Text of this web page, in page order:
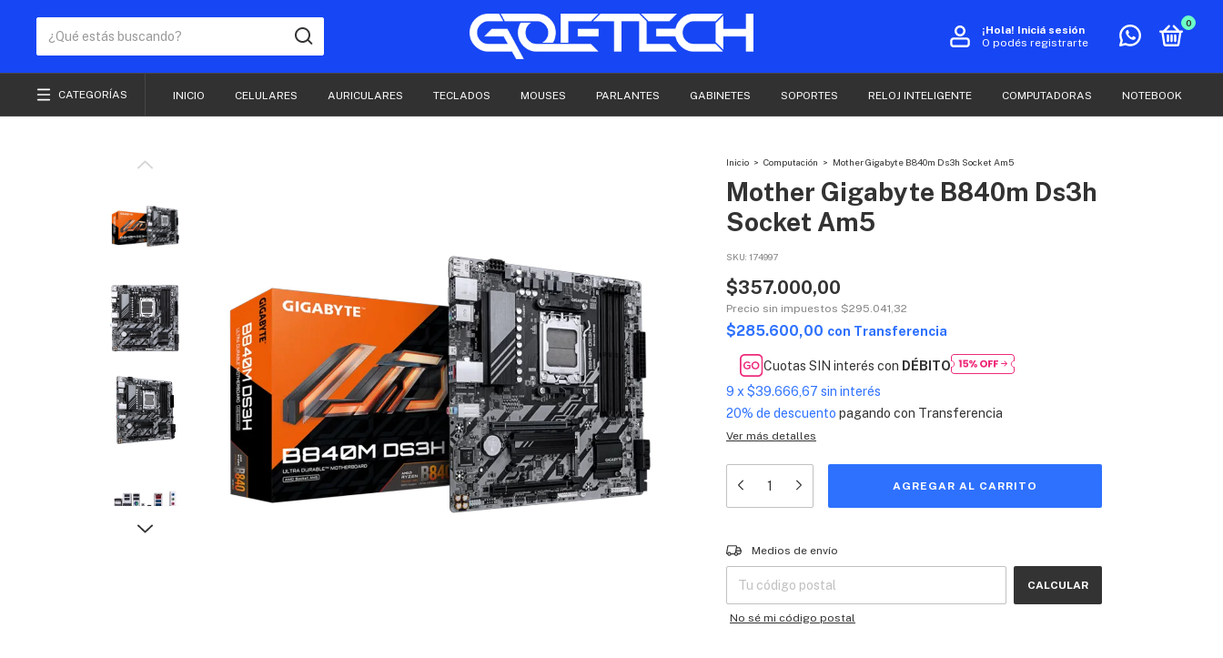
¡Hola! Iniciá sesión
O podés registrarte
0
CATEGORÍAS INICIO CELULARES AURICULARES TECLADOS MOUSES PARLANTES GABINETES SOPORTES RELOJ INTELIGENTE COMPUTADORAS NOTEBOOK
Inicio > Computación > Mother Gigabyte B840m Ds3h Socket Am5
Mother Gigabyte B840m Ds3h
Socket Am5
SKU: 174997
$357.000,00
Precio sin impuestos $295.041,32
$285.600,00 con Transferencia
Cuotas SIN interés con DÉBITO
9 x $39.666,67 sin interés
20% de descuento pagando con Transferencia
Ver más detalles
Entregas para el CP:
Medios de envío
CALCULAR
No sé mi código postal